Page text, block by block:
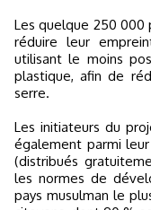
Les quelque 250 000
réduire leur
utilisant le moins
plastique, afin de
serre.
Les initiateurs du
également parmi
(distribués
les normes de
pays musulman le